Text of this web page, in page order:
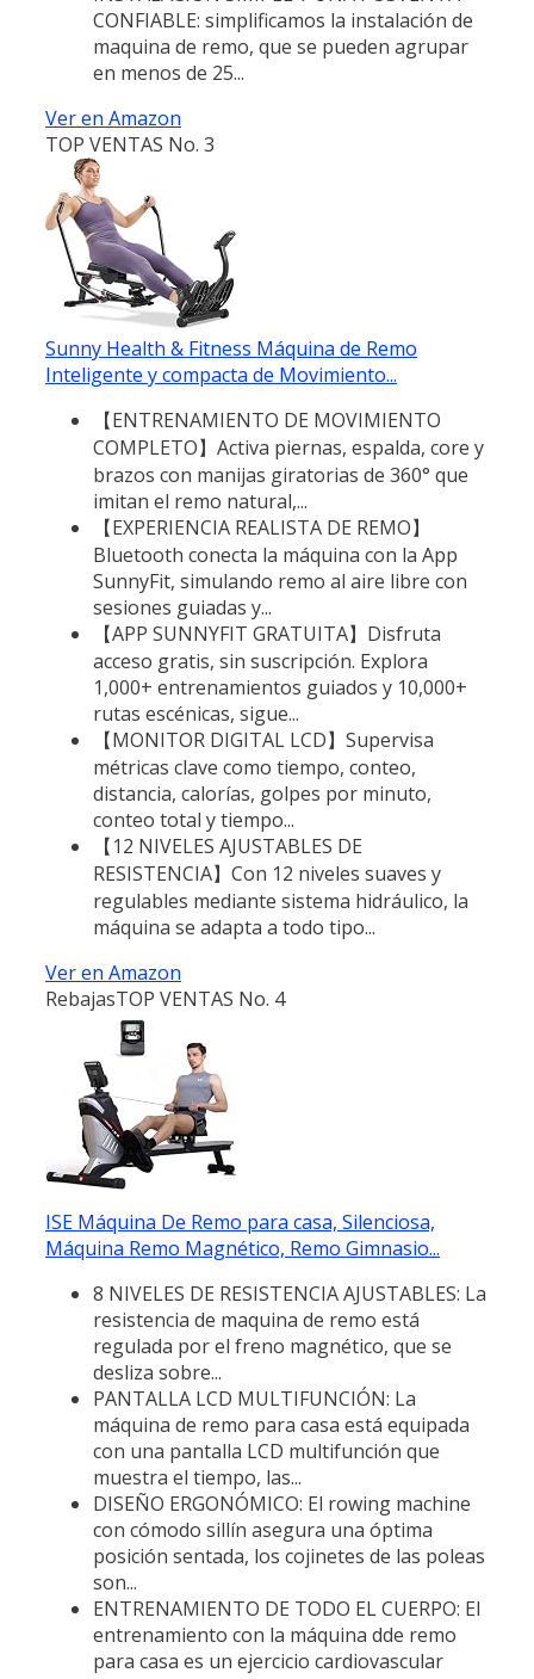
CONFIABLE: simplificamos la instalación de
maquina de remo, que se pueden agrupar
en menos de 25...
Ver en Amazon
TOP VENTAS No. 3
Sunny Health & Fitness Máquina de Remo
Inteligente y compacta de Movimiento...
【ENTRENAMIENTO DE MOVIMIENTO
COMPLETO】Activa piernas, espalda, core y
brazos con manijas giratorias de 360° que
imitan el remo natural,...
【EXPERIENCIA REALISTA DE REMO】
Bluetooth conecta la máquina con la App
SunnyFit, simulando remo al aire libre con
sesiones guiadas y...
【APP SUNNYFIT GRATUITA】Disfruta
acceso gratis, sin suscripción. Explora
1,000+ entrenamientos guiados y 10,000+
rutas escénicas, sigue...
【MONITOR DIGITAL LCD】Supervisa
métricas clave como tiempo, conteo,
distancia, calorías, golpes por minuto,
conteo total y tiempo...
【12 NIVELES AJUSTABLES DE
RESISTENCIA】Con 12 niveles suaves y
regulables mediante sistema hidráulico, la
máquina se adapta a todo tipo...
Ver en Amazon
RebajasTOP VENTAS No. 4
ISE Máquina De Remo para casa, Silenciosa,
Máquina Remo Magnético, Remo Gimnasio...
8 NIVELES DE RESISTENCIA AJUSTABLES: La
resistencia de maquina de remo está
regulada por el freno magnético, que se
desliza sobre...
PANTALLA LCD MULTIFUNCIÓN: La
máquina de remo para casa está equipada
con una pantalla LCD multifunción que
muestra el tiempo, las...
DISEÑO ERGONÓMICO: El rowing machine
con cómodo sillín asegura una óptima
posición sentada, los cojinetes de las poleas
son...
ENTRENAMIENTO DE TODO EL CUERPO: El
entrenamiento con la máquina dde remo
para casa es un ejercicio cardiovascular